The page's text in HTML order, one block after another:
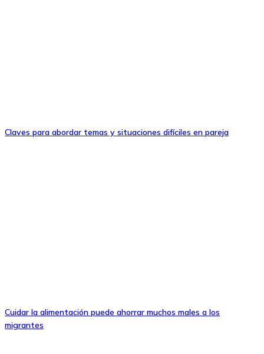
Claves para abordar temas y situaciones difíciles en pareja
Cuidar la alimentación puede ahorrar muchos males a los
migrantes